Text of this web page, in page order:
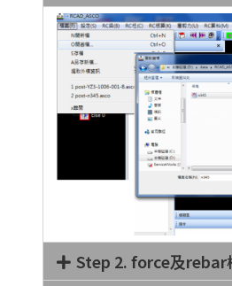
Step 2. force及rebar